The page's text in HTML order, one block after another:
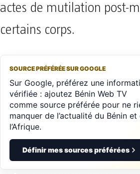
actes de mutilation post-
certains corps.
SOURCE PRÉFÉRÉE SUR GOOGLE
Sur Google, préférez une
vérifiée : ajoutez Bénin Web TV
comme source préférée pour ne
manquer de l’actualité du Bénin et
l’Afrique.
Définir mes sources préférées